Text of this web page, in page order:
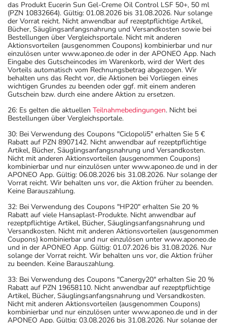
das Produkt Eucerin Sun Gel-Creme Oil Control LSF 50+, 50 ml
(PZN 10832664). Gültig: 01.08.2026 bis 31.08.2026. Nur solange
der Vorrat reicht. Nicht anwendbar auf rezeptpflichtige Artikel,
Bücher, Säuglingsanfangsnahrung und Versandkosten sowie bei
Bestellungen über Vergleichsportale. Nicht mit anderen
Aktionsvorteilen (ausgenommen Coupons) kombinierbar und nur
einzulösen unter www.aponeo.de oder in der APONEO App. Nach
Eingabe des Gutscheincodes im Warenkorb, wird der Wert des
Vorteils automatisch vom Rechnungsbetrag abgezogen. Wir
behalten uns das Recht vor, die Aktionen bei Vorliegen eines
wichtigen Grundes zu beenden oder ggf. mit einem anderen
Gutschein bzw. durch eine andere Aktion zu ersetzen.
26: Es gelten die aktuellen Teilnahmebedingungen. Nicht bei
Bestellungen über Vergleichsportale.
30: Bei Verwendung des Coupons "Ciclopoli5" erhalten Sie 5 €
Rabatt auf PZN 8907142. Nicht anwendbar auf rezeptpflichtige
Artikel, Bücher, Säuglingsanfangsnahrung und Versandkosten.
Nicht mit anderen Aktionsvorteilen (ausgenommen Coupons)
kombinierbar und nur einzulösen unter www.aponeo.de und in der
APONEO App. Gültig: 06.08.2026 bis 31.08.2026. Nur solange der
Vorrat reicht. Wir behalten uns vor, die Aktion früher zu beenden.
Keine Barauszahlung.
32: Bei Verwendung des Coupons "HP20" erhalten Sie 20 %
Rabatt auf viele Hansaplast-Produkte. Nicht anwendbar auf
rezeptpflichtige Artikel, Bücher, Säuglingsanfangsnahrung und
Versandkosten. Nicht mit anderen Aktionsvorteilen (ausgenommen
Coupons) kombinierbar und nur einzulösen unter www.aponeo.de
und in der APONEO App. Gültig: 01.07.2026 bis 31.08.2026. Nur
solange der Vorrat reicht. Wir behalten uns vor, die Aktion früher
zu beenden. Keine Barauszahlung.
33: Bei Verwendung des Coupons "Canergy20" erhalten Sie 20 %
Rabatt auf PZN 19658110. Nicht anwendbar auf rezeptpflichtige
Artikel, Bücher, Säuglingsanfangsnahrung und Versandkosten.
Nicht mit anderen Aktionsvorteilen (ausgenommen Coupons)
kombinierbar und nur einzulösen unter www.aponeo.de und in der
APONEO App. Gültig: 03.08.2026 bis 31.08.2026. Nur solange der